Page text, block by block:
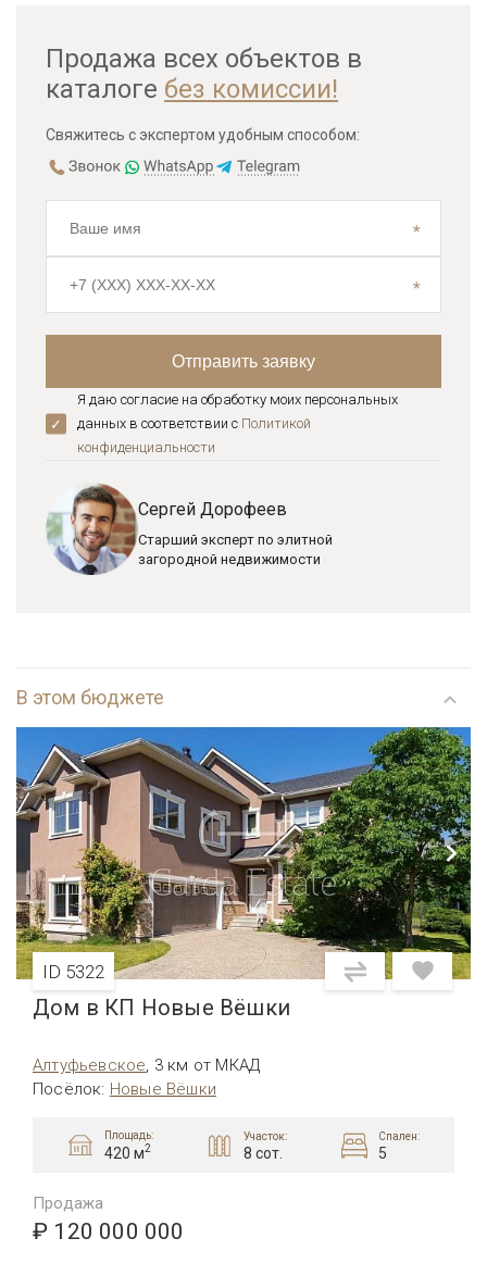
Продажа всех объектов в
каталоге без комиссии!
Свяжитесь с экспертом удобным способом:
Я даю согласие на обработку моих персональных
данных в соответствии с Политикой
конфиденциальноcти
Сергей Дорофеев
Старший эксперт по элитной
загородной недвижимости
В этом бюджете
ID 5322
Дом в КП Новые Вёшки
Алтуфьевcкое, 3 км от МКАД
Посёлок: Новые Вёшки
Площадь:
420 м2
Участок:
8 сот.
Спален:
5
Продажа
₽ 120 000 000